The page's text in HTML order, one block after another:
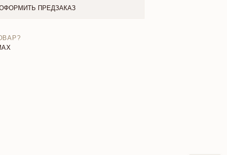
ПРЕДЗАКАЗ